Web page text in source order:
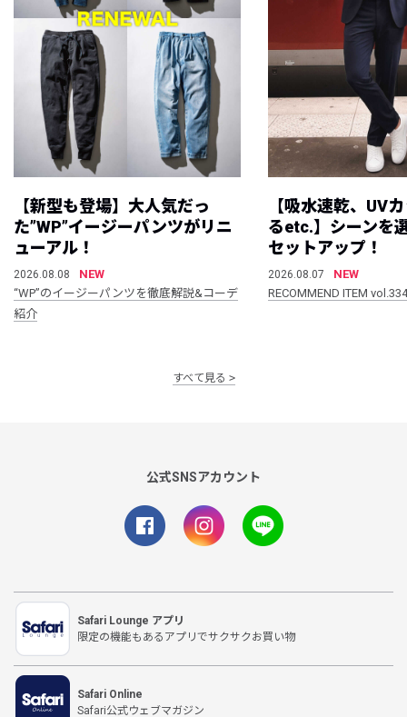
【新型も登場】大人気だっ
た”WP”イージーパンツがリニ
ューアル！
2026.08.08
NEW
“WP”のイージーパンツを徹底解説&コーデ
紹介
【吸水速乾、UV
るetc.】シーンを
セットアップ！
2026.08.07
NEW
RECOMMEND ITEM vol.334
すべて見る
公式SNSアカウント
Safari Lounge アプリ
限定の機能もあるアプリでサクサクお買い物
Safari Online
Safari公式ウェブマガジン